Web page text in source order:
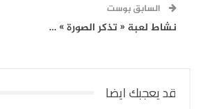
السابق بوست
نشاط لعبة « تذكر الصورة » …
قد يعجبك ايضا